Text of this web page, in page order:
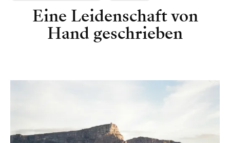
Eine Leidenschaft von
Hand geschrieben